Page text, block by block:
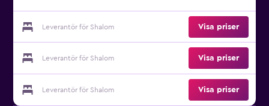
Leverantör för Shalom Visa priser
Leverantör för Shalom Visa priser
Leverantör för Shalom Visa priser